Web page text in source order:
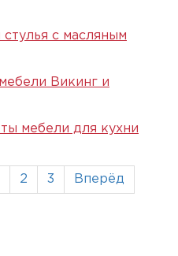
с масляным
Викинг и
мебели для кухни
2 3 Вперёд